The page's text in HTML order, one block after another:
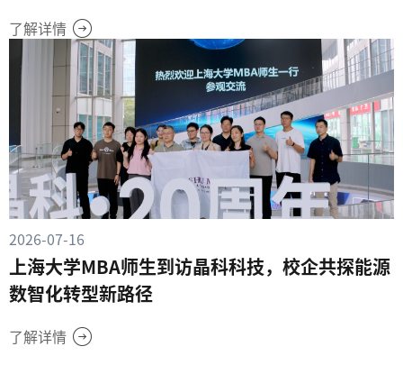
了解详情
2026-07-16
上海大学MBA师生到访晶科科技，校企共探能源
数智化转型新路径
了解详情